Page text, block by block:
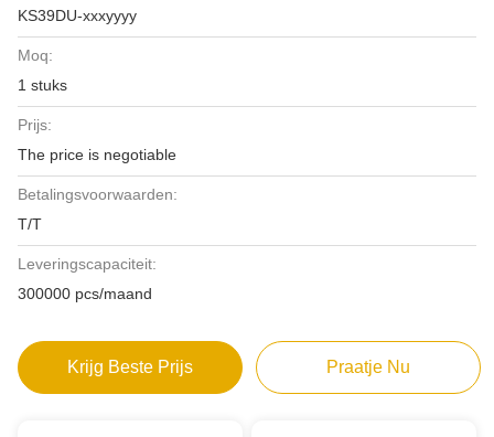
KS39DU-xxxyyyy
Moq:
1 stuks
Prijs:
The price is negotiable
Betalingsvoorwaarden:
T/T
Leveringscapaciteit:
300000 pcs/maand
Krijg Beste Prijs Praatje Nu